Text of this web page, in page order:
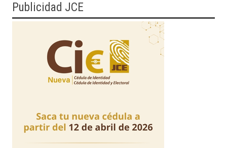
Publicidad JCE